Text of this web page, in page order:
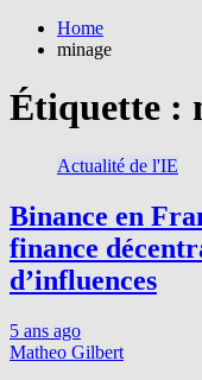
Home
minage
Étiquette :
Actualité de l'IE
Binance en
finance
d’influences
5 ans ago
Matheo Gilbert